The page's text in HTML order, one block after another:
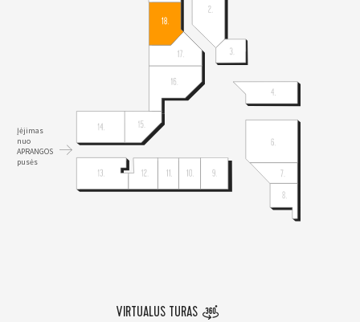
Įėjimas
nuo
APRANGOS
pusės
VIRTUALUS TURAS